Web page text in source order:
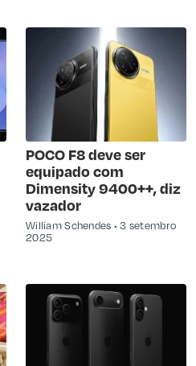
POCO F8 deve ser
equipado com
Dimensity 9400++, diz
vazador
William Schendes
3 setembro
2025